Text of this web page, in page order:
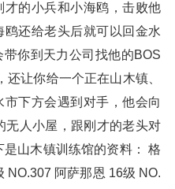
的小兵和小海鸥，击败他
还给老头后就可以回金水
你到天力公司找他的BOS
让你给一个正在山木镇、
下方会遇到对手，他会向
无人小屋，跟刚才的老头对
山木镇训练馆的资料： 格
NO.307 阿萨那恩 16级 NO.